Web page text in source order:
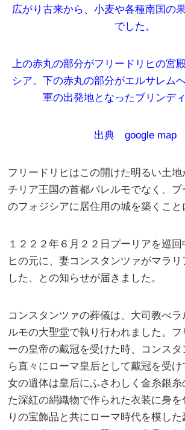
広がり古来から、小麦や各種南国の
でした。
上の赤丸の部分がフリードリヒの宮
シア。下の赤丸の部分がエルサレム
軍の出発地となったブリンディ
出典 google map
フリードリヒはこの開けた明るい土
チリア王国の首都パレルモでなく、
のフォジシアに居住用の城を築くこと
１２２２年６月２２日プーリアを巡回
ヒの元に、妻コンスタンツァがマラ
した、との知らせが届きました。
コンスタンツァの葬儀は、大司教べラ
ルモの大聖堂で執り行われました。フ
ーの皇帝の戴冠を受けた時、コンス
ら直々にローマ皇后として戴冠を受
女の遺体は皇后にふさわしく金糸銀
た深紅の絹織物で作られた衣装に身
りの宝飾品と共にローマ時代を模し